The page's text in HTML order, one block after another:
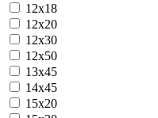
12x18
12x20
12x30
12х50
13x45
14х45
15x20